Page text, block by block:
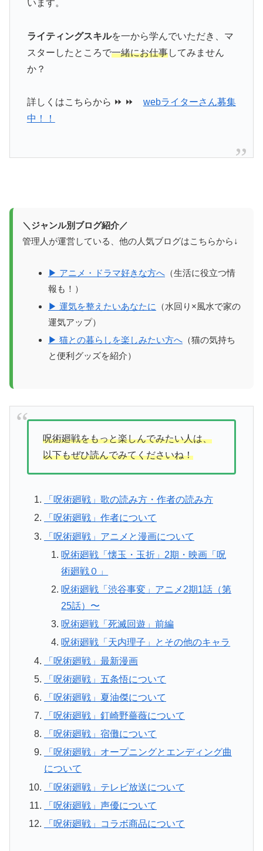
います。
ライティングスキルを一から学んでいただき、マ
スターしたところで一緒にお仕事してみません
か？
詳しくはこちらから ⏩ ⏩ webライターさん募集
中！！
＼ジャンル別ブログ紹介／
管理人が運営している、他の人気ブログはこちらから↓
▶ アニメ・ドラマ好きな方へ （生活に役立つ情
報も！）
▶ 運気を整えたいあなたに
（水回り×風水で家の
運気アップ）
▶ 猫との暮らしを楽しみたい方へ （猫の気持ち
と便利グッズを紹介）
呪術廻戦をもっと楽しんでみたい人は、
以下もぜひ読んでみてくださいね！
「呪術廻戦」歌の読み方・作者の読み方
「呪術廻戦」作者について
「呪術廻戦」アニメと漫画について
呪術廻戦「懐玉・玉折」2期・映画「呪
術廻戦０」
呪術廻戦「渋谷事変」アニメ2期1話（第
25話）〜
呪術廻戦「死滅回遊」前編
呪術廻戦「天内理子」とその他のキャラ
「呪術廻戦」最新漫画
「呪術廻戦」五条悟について
「呪術廻戦」夏油傑について
「呪術廻戦」釘崎野薔薇について
「呪術廻戦」宿儺について
「呪術廻戦」オープニングとエンディング曲
について
「呪術廻戦」テレビ放送について
「呪術廻戦」声優について
「呪術廻戦」コラボ商品について